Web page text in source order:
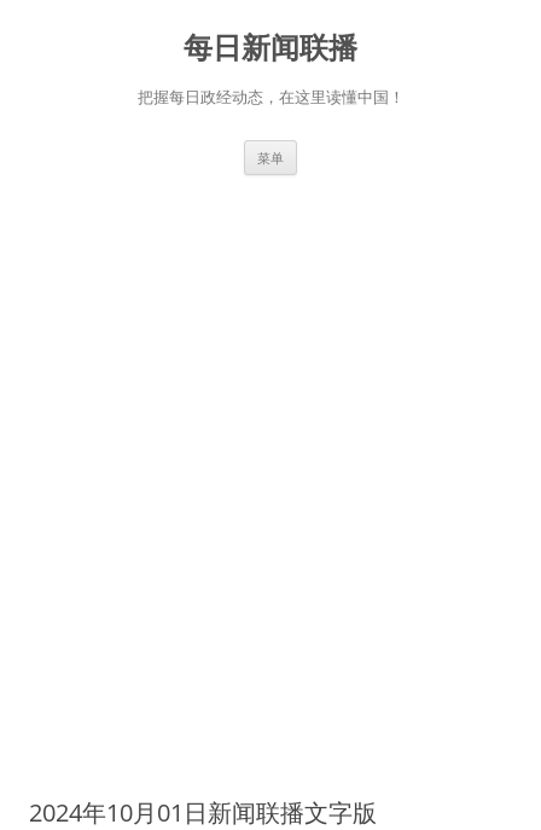
每日新闻联播
把握每日政经动态，在这里读懂中国！
菜单
2024年10月01日新闻联播文字版